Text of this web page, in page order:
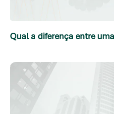
Qual a diferença entre